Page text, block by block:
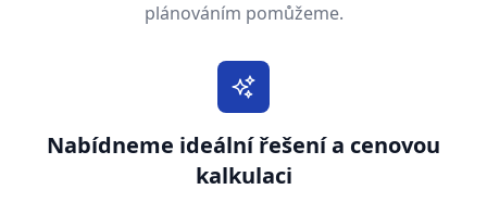
plánováním pomůžeme.
Nabídneme ideální řešení a cenovou
kalkulaci